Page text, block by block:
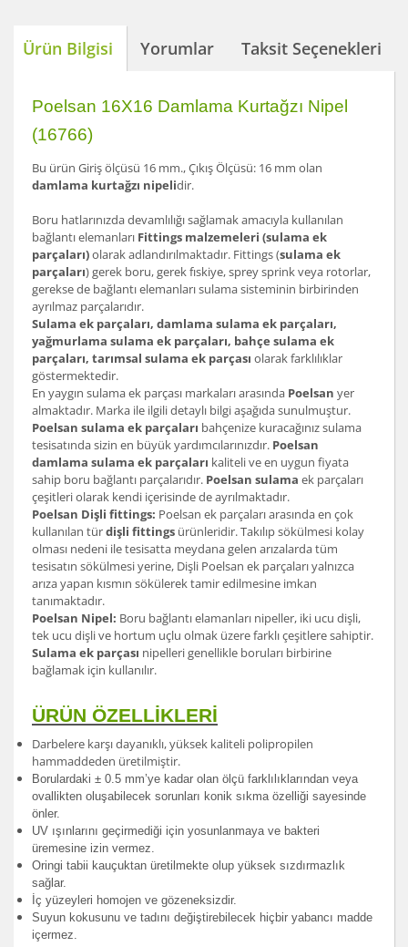
Ürün Bilgisi Yorumlar Taksit Seçenekleri
Poelsan 16X16 Damlama Kurtağzı Nipel
(16766)
Bu ürün Giriş ölçüsü 16 mm., Çıkış Ölçüsü: 16 mm olan
damlama kurtağzı nipelidir.
Boru hatlarınızda devamlılığı sağlamak amacıyla kullanılan
bağlantı elemanları Fittings malzemeleri (sulama ek
parçaları)olarak adlandırılmaktadır. Fittings (sulama ek
parçaları) gerek boru, gerek fıskiye, sprey sprink veya rotorlar,
gerekse de bağlantı elemanları sulama sisteminin birbirinden
ayrılmaz parçalarıdır.
Sulama ek parçaları, damlama sulama ek parçaları,
yağmurlama sulama ek parçaları, bahçe sulama ek
parçaları, tarımsal sulama ek parçası olarak farklılıklar
göstermektedir.
En yaygın sulama ek parçası markaları arasında Poelsan yer
almaktadır. Marka ile ilgili detaylı bilgi aşağıda sunulmuştur.
Poelsan sulama ek parçaları bahçenize kuracağınız sulama
tesisatında sizin en büyük yardımcılarınızdır. Poelsan
damlama sulama ek parçaları kaliteli ve en uygun fiyata
sahip boru bağlantı parçalarıdır. Poelsan sulama ek parçaları
çeşitleri olarak kendi içerisinde de ayrılmaktadır.
Poelsan Dişli fittings: Poelsan ek parçaları arasında en çok
kullanılan türdişli fittings ürünleridir. Takılıp sökülmesi kolay
olması nedeni ile tesisatta meydana gelen arızalarda tüm
tesisatın sökülmesi yerine, Dişli Poelsan ek parçaları yalnızca
arıza yapan kısmın sökülerek tamir edilmesine imkan
tanımaktadır.
Poelsan Nipel: Boru bağlantı elamanları nipeller, iki ucu dişli,
tek ucu dişli ve hortum uçlu olmak üzere farklı çeşitlere sahiptir.
Sulama ek parçası nipelleri genellikle boruları birbirine
bağlamak için kullanılır.
ÜRÜN ÖZELLİKLERİ
Darbelere karşı dayanıklı, yüksek kaliteli polipropilen
hammaddeden üretilmiştir.
Borulardaki ± 0.5 mm’ye kadar olan ölçü farklılıklarından veya
ovallikten oluşabilecek sorunları konik sıkma özelliği sayesinde
önler.
UV ışınlarını geçirmediği için yosunlanmaya ve bakteri
üremesine izin vermez.
Oringi tabii kauçuktan üretilmekte olup yüksek sızdırmazlık
sağlar.
İç yüzeyleri homojen ve gözeneksizdir.
Suyun kokusunu ve tadını değiştirebilecek hiçbir yabancı madde
içermez.